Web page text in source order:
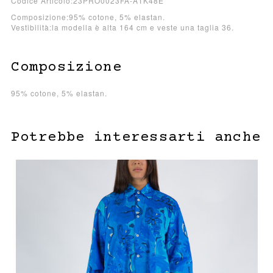
Composizione:95% cotone, 5% elastan.
Vestibilità:la modella è alta 164 cm e veste una taglia 36.
Composizione
95% cotone, 5% elastan.
Potrebbe interessarti anche